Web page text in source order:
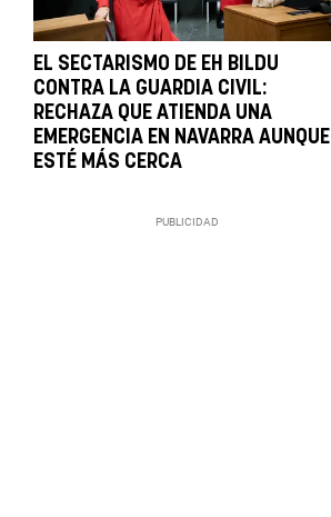
EL SECTARISMO DE EH BILDU
CONTRA LA GUARDIA CIVIL:
RECHAZA QUE ATIENDA UNA
EMERGENCIA EN NAVARRA AUNQUE
ESTÉ MÁS CERCA